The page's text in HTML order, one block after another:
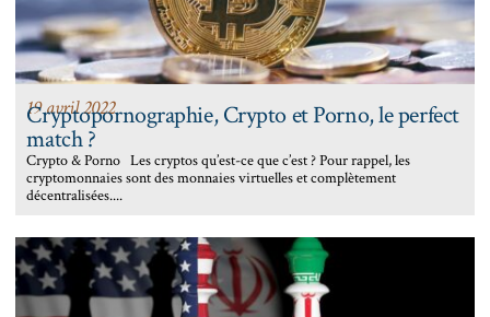
19 avril 2022
Cryptopornographie, Crypto et Porno, le perfect
match ?
Crypto & Porno Les cryptos qu’est-ce que c’est ? Pour rappel, les
cryptomonnaies sont des monnaies virtuelles et complètement
décentralisées....